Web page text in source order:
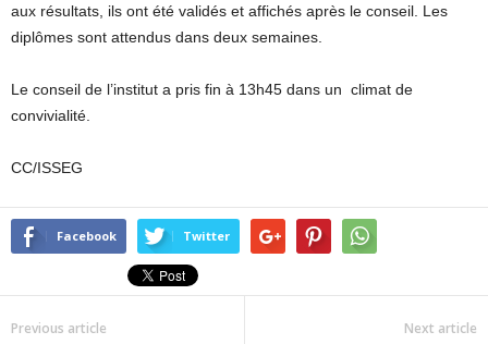
aux résultats, ils ont été validés et affichés après le conseil. Les
diplômes sont attendus dans deux semaines.
Le conseil de l’institut a pris fin à 13h45 dans un climat de
convivialité.
CC/ISSEG
Facebook Twitter
Previous article Next article